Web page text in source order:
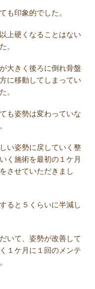
も印象的でした。
上硬くなることはない
。
大きく後ろに倒れ骨盤
に移動してしまってい
。
も姿勢は変わっていな
い姿勢に戻していく整
く施術を最初の１ケ月
させていただきまし
ると５くらいに半減し
いて、姿勢が改善して
１ケ月に１回のメンテ